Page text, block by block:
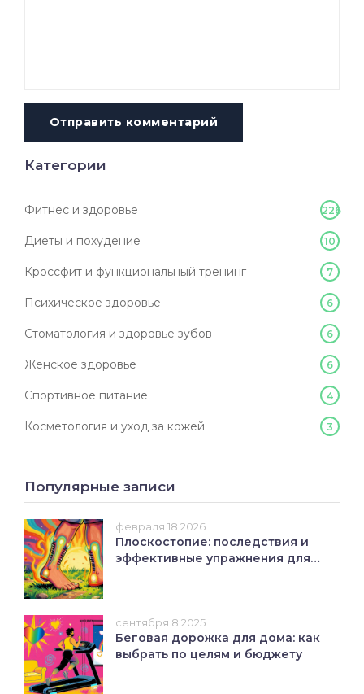
Отправить комментарий
Категории
Фитнес и здоровье 226
Диеты и похудение 10
Кроссфит и функциональный тренинг 7
Психическое здоровье 6
Стоматология и здоровье зубов 6
Женское здоровье 6
Спортивное питание 4
Косметология и уход за кожей 3
Популярные записи
февраля 18 2026
Плоскостопие: последствия и
эффективные упражнения для
сентября 8 2025
Беговая дорожка для дома: как
выбрать по целям и бюджету